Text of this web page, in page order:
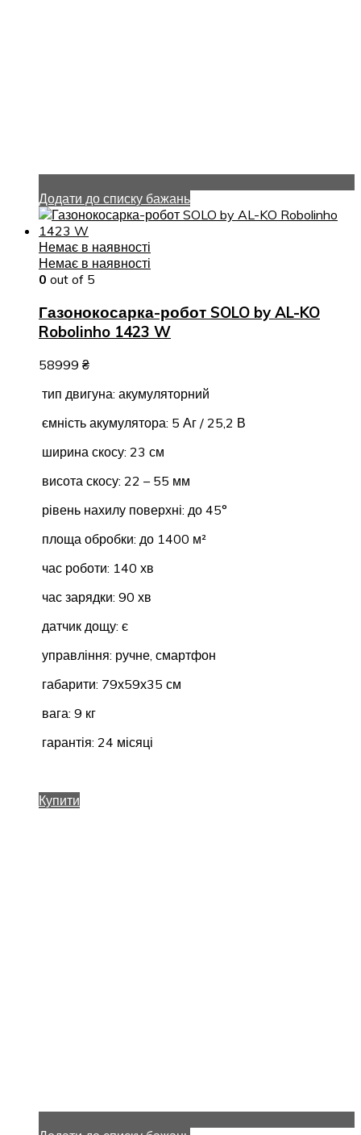
Додати до списку бажань
Немає в наявності
Немає в наявності
0 out of 5
Газонокосарка-робот SOLO by AL-KO
Robolinho 1423 W
58999 ₴
тип двигуна: акумуляторний
ємність акумулятора: 5 Аг / 25,2 В
ширина скосу: 23 см
висота скосу: 22 – 55 мм
рівень нахилу поверхні: до 45°
площа обробки: до 1400 м²
час роботи: 140 хв
час зарядки: 90 хв
датчик дощу: є
управління: ручне, смартфон
габарити: 79х59х35 см
вага: 9 кг
гарантія: 24 місяці
Купити